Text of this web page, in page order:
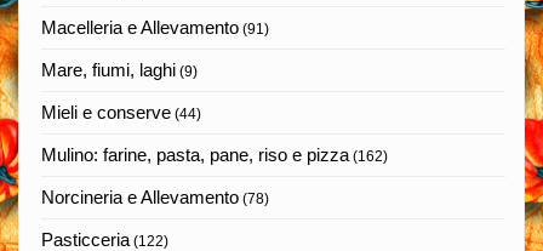
Macelleria e Allevamento (91)
Mare, fiumi, laghi (9)
Mieli e conserve (44)
Mulino: farine, pasta, pane, riso e pizza (162)
Norcineria e Allevamento (78)
Pasticceria (122)